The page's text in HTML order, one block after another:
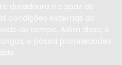
duradouro é capaz de
condições externas ao
de tempo. Além disso, é
e possui propriedades